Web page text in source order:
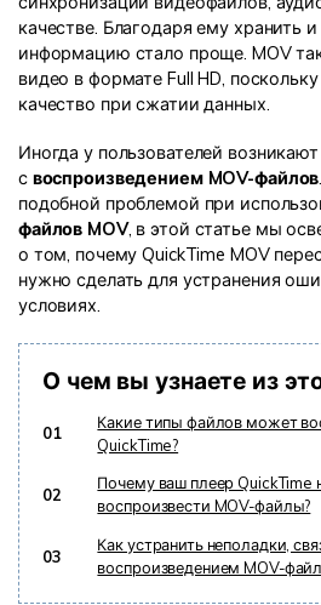
Информационный центр
НАЙТИ БОЛЬШЕ
качестве. Благодаря ему хранить
информацию стало проще. MOV
видео в формате Full HD,
качество при сжатии данных.
Иногда у пользователей
с воспроизведением MOV-файлов
подобной проблемой при
файлов MOV, в этой статье мы
о том, почему QuickTime MOV
нужно сделать для устранения
условиях.
О чем вы узнаете из
01
Какие типы файлов может
QuickTime?
02
Почему ваш плеер QuickTime
воспроизвести MOV-файлы?
03
Как устранить неполадки,
воспроизведением MOV-